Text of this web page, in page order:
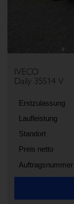
IVECO
Daily 35S14 V
Erstzulassung
Laufleistung
Standort
Preis netto
Auftragsnummer